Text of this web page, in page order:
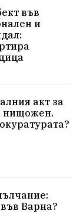
дол
във
и
акт за
нищожен.
Варна?